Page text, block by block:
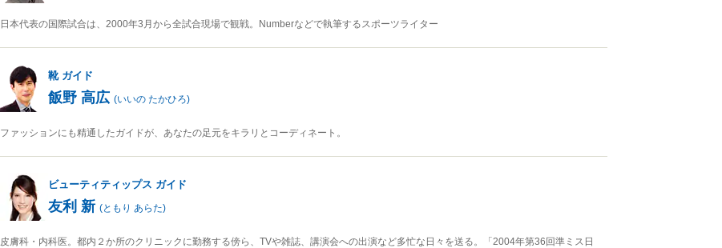
日本代表の国際試合は、2000年3月から全試合現場で観戦。Numberなどで執筆するスポーツライター
靴ガイド
飯野 高広 (いいの たかひろ)
ファッションにも精通したガイドが、あなたの足元をキラリとコーディネート。
ビューティティップス ガイド
友利 新 (ともり あらた)
皮膚科・内科医。都内２か所のクリニックに勤務する傍ら、TVや雑誌、講演会への出演など多忙な日々を送る。「2004年第36回準ミス日